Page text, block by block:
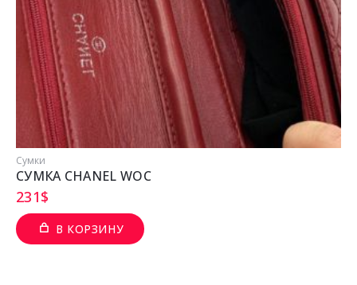
Сумки
СУМКА CHANEL WOC
231$
В КОРЗИНУ